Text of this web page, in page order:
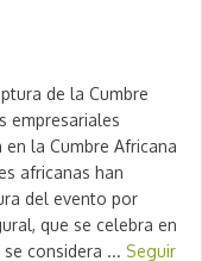
de la Cumbre
empresariales
la Cumbre Africana
africanas han
del evento por
que se celebra en
considera ... Seguir